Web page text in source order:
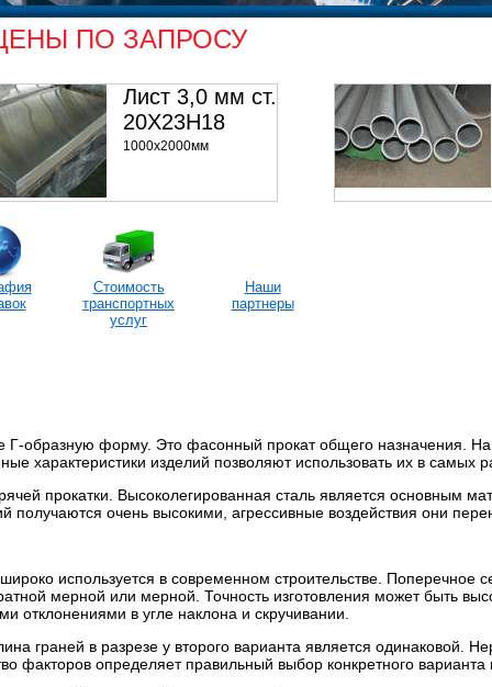
ПО ЗАПРОСУ
Лист 3,0 мм ст.
20Х23Н18
1000х2000мм
Стоимость
транспортных
услуг
Наши
партнеры
образную форму. Это фасонный прокат общего назначения. На
характеристики изделий позволяют использовать их в самых
прокатки. Высоколегированная сталь является основным
получаются очень высокими, агрессивные воздействия они
используется в современном строительстве. Поперечное
мерной или мерной. Точность изготовления может быть
отклонениями в угле наклона и скручивании.
граней в разрезе у второго варианта является одинаковой.
определяет правильный выбор конкретного варианта